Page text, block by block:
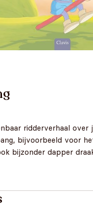
ridderverhaal
bijvoorbeeld voor
bijzonder dapper